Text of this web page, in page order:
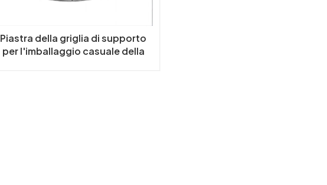
Piastra della griglia di supporto
per l'imballaggio casuale della